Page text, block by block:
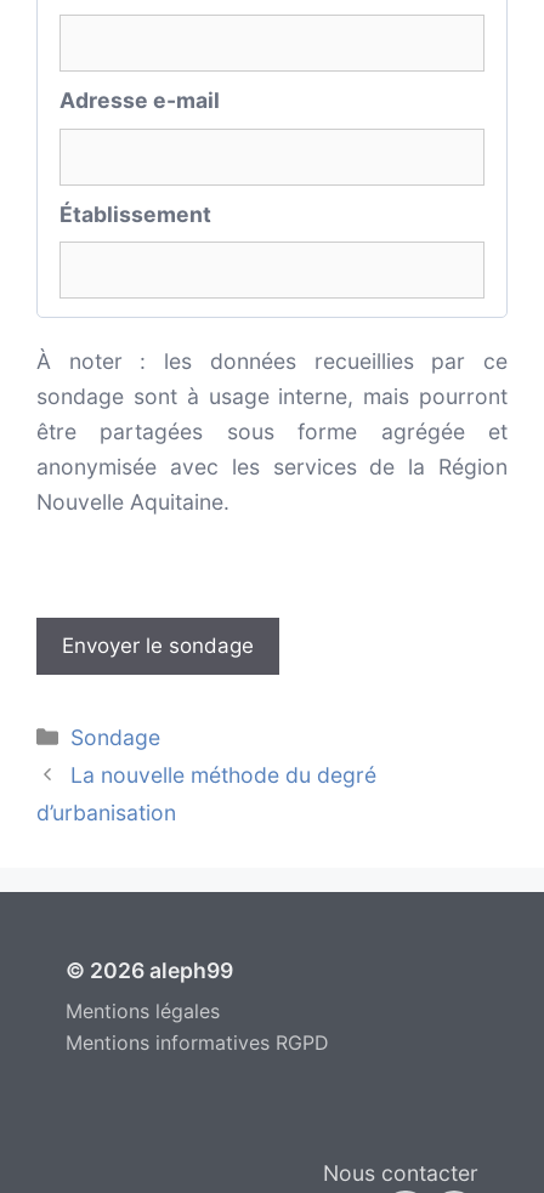
Adresse e-mail
Établissement
À noter : les données recueillies par ce
sondage sont à usage interne, mais pourront
être partagées sous forme agrégée et
anonymisée avec les services de la Région
Nouvelle Aquitaine.
Catégories
Sondage
La nouvelle méthode du degré
d’urbanisation
© 2026 aleph99
Mentions légales
Mentions informatives RGPD
Nous contacter